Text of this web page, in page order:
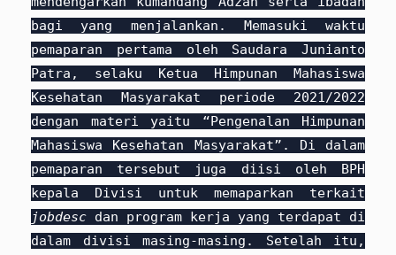
bagi yang menjalankan. Memasuki waktu
pemaparan pertama oleh Saudara Junianto
Patra, selaku Ketua Himpunan Mahasiswa
Kesehatan Masyarakat periode 2021/2022
dengan materi yaitu “Pengenalan Himpunan
Mahasiswa Kesehatan Masyarakat”. Di dalam
pemaparan tersebut juga diisi oleh BPH
kepala Divisi untuk memaparkan terkait
jobdesc dan program kerja yang terdapat di
dalam divisi masing-masing. Setelah itu,